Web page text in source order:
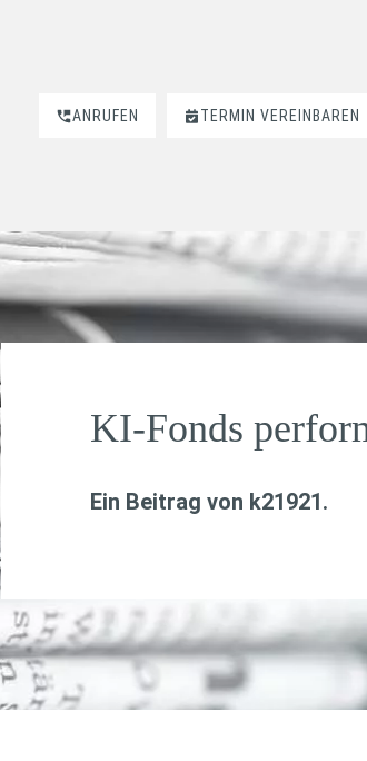
ANRUFEN TERMIN VEREINBAREN
KI-Fonds
Ein Beitrag von k21921.